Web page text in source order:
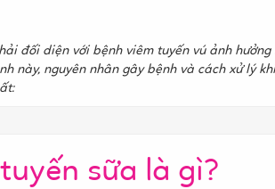
đối diện với bệnh viêm tuyến vú ảnh
này, nguyên nhân gây bệnh và cách xử lý
sữa là gì?